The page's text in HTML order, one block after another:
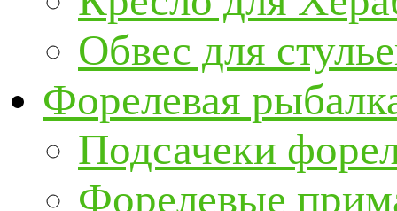
Обвес для
Форелевая
Подсачеки
Форелевые